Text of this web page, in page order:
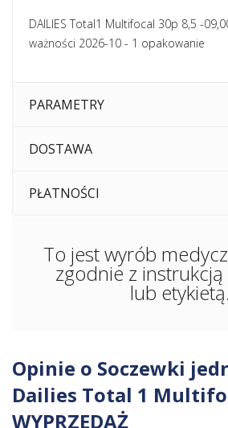
PARAMETRY
DOSTAWA
PŁATNOŚCI
DAILIES Total1 Multifocal 30p 8,5 -
ważności 2026-10 - 1 opakowanie
To jest wyrób
zgodnie z instrukcją
lub etykietą.
Opinie o Soczewki
Dailies Total 1
WYPRZEDAŻ